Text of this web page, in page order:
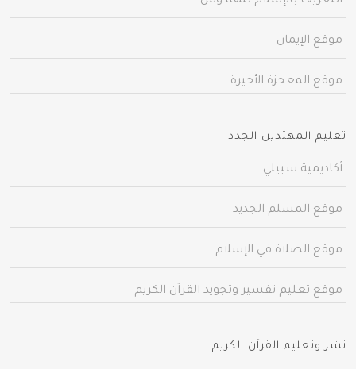
موقع الإيمان
موقع المعجزة الأخيرة
تعليم المهتدين الجدد
أكاديمية سبيلي
موقع المسلم الجديد
موقع الصلاة في الإسلام
موقع تعليم تفسير وتجويد القرآن الكريم
نشر وتعليم القرآن الكريم